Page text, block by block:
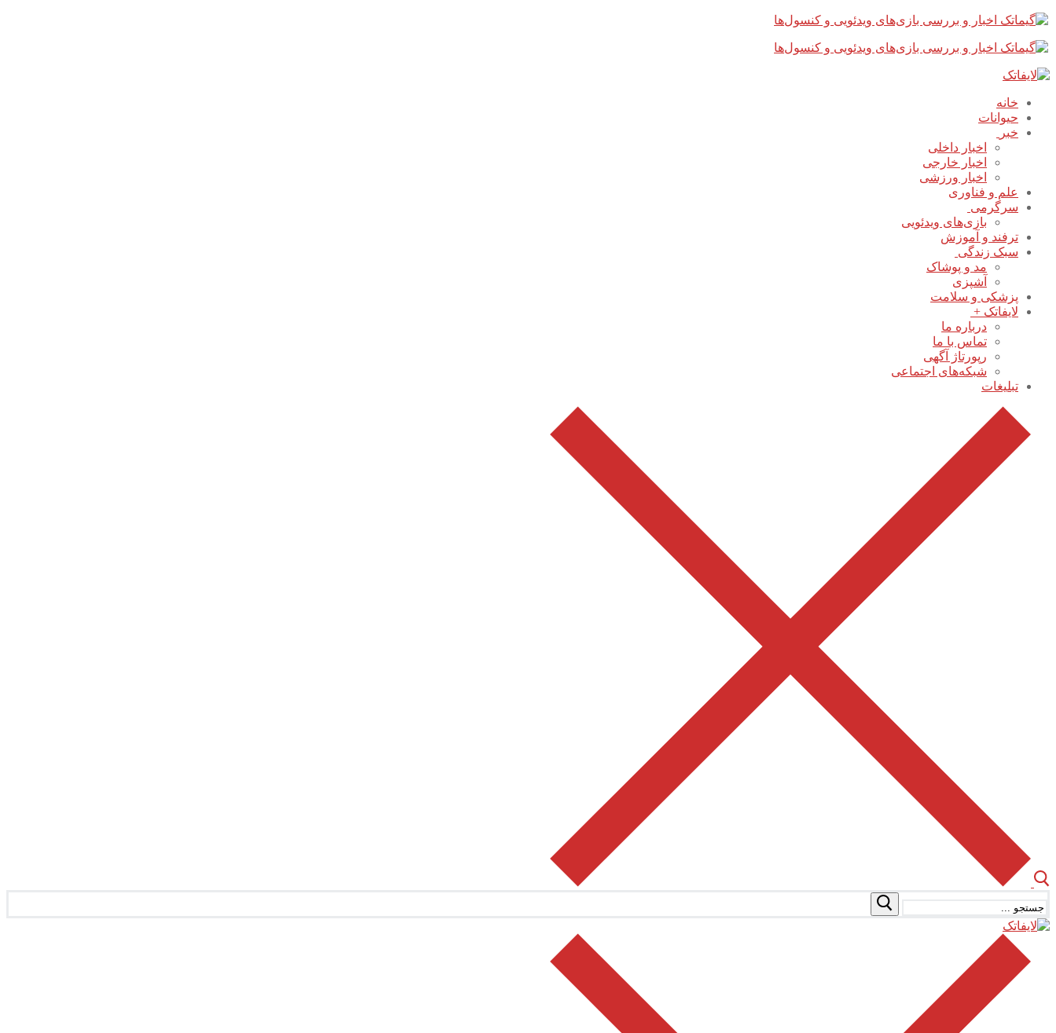
پرش
محتوا
فهرست
بستن
خانه
حیوانات
خبر
اخبار داخلی
اخبار خارجی
اخبار ورزشی
علم و فناوری
سرگرمی
بازی‌های ویدئویی
ترفند و آموزش
سبک زندگی
مد و پوشاک
آشپزی
پزشکی و سلامت
لایفاتک +
درباره ما
تماس با ما
رپورتاژ آگهی
شبکه‌های اجتماعی
تبلیغات
برای: